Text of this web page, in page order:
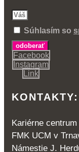
Súhlasím so
odoberať
Facebook
Instagram
Link
KONTAKTY:
Kariérne centrum
FMK UCM v
Námestie J.